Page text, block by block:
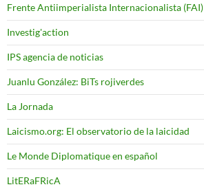
Frente Antiimperialista Internacionalista (FAI)
Investig'action
IPS agencia de noticias
Juanlu González: BiTs rojiverdes
La Jornada
Laicismo.org: El observatorio de la laicidad
Le Monde Diplomatique en español
LitERaFRicA